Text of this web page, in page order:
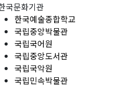
국문화기관
한국예술종합학교
국립중앙박물관
국립국어원
국립중앙도서관
국립국악원
국립민속박물관